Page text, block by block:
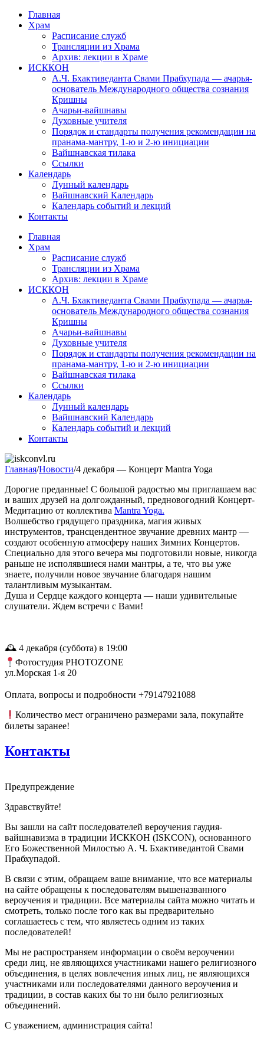
Перейти
содержимому
Главная
Храм
Расписание служб
Трансляции из Храма
Архив: лекции в Храме
ИСККОН
А.Ч. Бхактиведанта Свами Прабхупада — ачарья-
основатель Международного общества сознания
Кришны
Ачарьи-вайшнавы
Духовные учителя
Порядок и стандарты получения рекомендации на
пранама-мантру, 1-ю и 2-ю инициации
Вайшнавская тилака
Ссылки
Календарь
Лунный календарь
Вайшнавский Календарь
Календарь событий и лекций
Контакты
Главная
Храм
Расписание служб
Трансляции из Храма
Архив: лекции в Храме
ИСККОН
А.Ч. Бхактиведанта Свами Прабхупада — ачарья-
основатель Международного общества сознания
Кришны
Ачарьи-вайшнавы
Духовные учителя
Порядок и стандарты получения рекомендации на
пранама-мантру, 1-ю и 2-ю инициации
Вайшнавская тилака
Ссылки
Календарь
Лунный календарь
Вайшнавский Календарь
Календарь событий и лекций
Контакты
Главная/Новости/4 декабря — Концерт Mantra Yoga
Дорогие преданные! С большой радостью мы приглашаем вас
и ваших друзей на долгожданный, предновогодний Концерт-
Медитацию от коллектива Mantra Yoga.
Волшебство грядущего праздника, магия живых
инструментов, трансцендентное звучание древних мантр —
создают особенную атмосферу наших Зимних Концертов.
Специально для этого вечера мы подготовили новые, никогда
раньше не исполявшиеся нами мантры, а те, что вы уже
знаете, получили новое звучание благодаря нашим
талантливым музыкантам.
Душа и Сердце каждого концерта — наши удивительные
слушатели. Ждем встречи с Вами!
🕰 4 декабря (cуббота) в 19:00
Фотостудия PHOTOZONE
ул.Морская 1-я 20
Оплата, вопросы и подробности +79147921088
Количество мест ограничено размерами зала, покупайте
билеты заранее!
Контакты
Предупреждение
Здравствуйте!
Вы зашли на сайт последователей вероучения гаудия-
вайшнавизма в традиции ИСККОН (ISKCON), основанного
Его Божественной Милостью А. Ч. Бхактиведантой Свами
Прабхупадой.
В связи с этим, обращаем ваше внимание, что все материалы
на сайте обращены к последователям вышеназванного
вероучения и традиции. Все материалы сайта можно читать и
смотреть, только после того как вы предварительно
соглашаетесь с тем, что являетесь одним из таких
последователей!
Мы не распространяем информации о своём вероучении
среди лиц, не являющихся участниками нашего религиозного
объединения, в целях вовлечения иных лиц, не являющихся
участниками или последователями данного вероучения и
традиции, в состав каких бы то ни было религиозных
объединений.
С уважением, администрация сайта!